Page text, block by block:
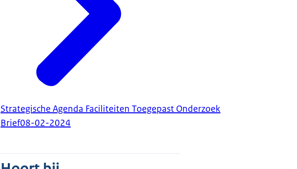
Strategische Agenda Faciliteiten Toegepast Onderzoek
Brief08-02-2024